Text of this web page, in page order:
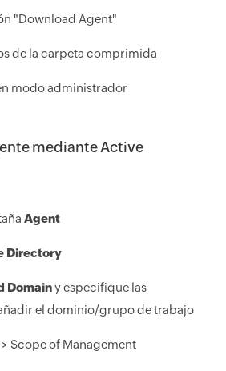
"Download Agent"
de la carpeta comprimida
modo administrador
mediante Active
Agent
Directory
Domainy especifique las
el dominio/grupo de trabajo
Scope of Management